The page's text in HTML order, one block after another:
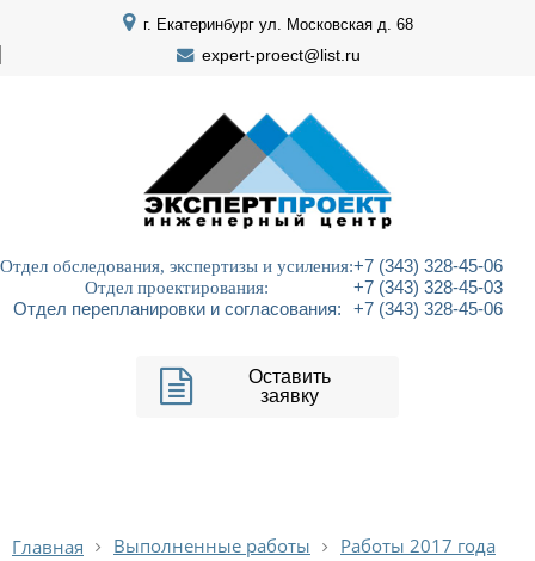
г. Екатеринбург ул. Московская д. 68
expert-proect@list.ru
Отдел обследования, экспертизы и усиления:+7 (343) 328-45-06
Отдел проектирования:
+7 (343) 328-45-03
Отдел перепланировки и согласования:
+7 (343) 328-45-06
Оставить
заявку
Главная Выполненные работы Работы 2017 года